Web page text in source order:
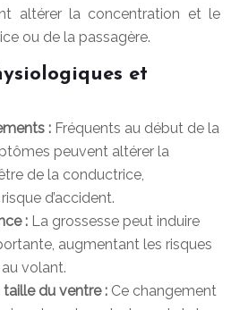
altérer la concentration et le
ou de la passagère.
et
: Fréquents au début de la
peuvent altérer la
de la conductrice,
d’accident.
: La grossesse peut induire
augmentant les risques
volant.
du ventre : Ce changement